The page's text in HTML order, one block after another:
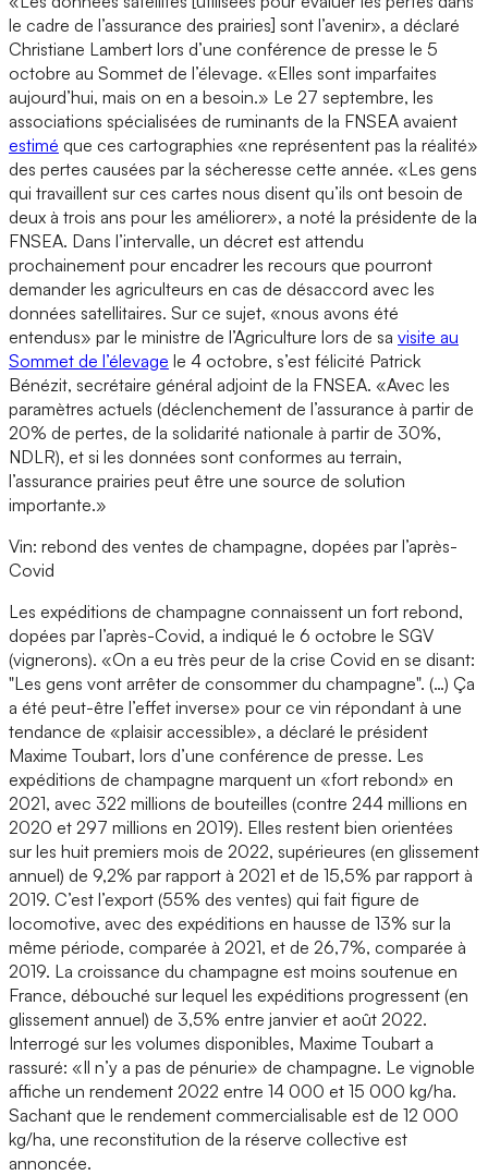
le cadre de l’assurance des prairies] sont l’avenir», a déclaré
Christiane Lambert lors d’une conférence de presse le 5
octobre au Sommet de l’élevage. «Elles sont imparfaites
aujourd’hui, mais on en a besoin.» Le 27 septembre, les
associations spécialisées de ruminants de la FNSEA avaient
estimé que ces cartographies «ne représentent pas la réalité»
des pertes causées par la sécheresse cette année. «Les gens
qui travaillent sur ces cartes nous disent qu’ils ont besoin de
deux à trois ans pour les améliorer», a noté la présidente de la
FNSEA. Dans l’intervalle, un décret est attendu
prochainement pour encadrer les recours que pourront
demander les agriculteurs en cas de désaccord avec les
données satellitaires. Sur ce sujet, «nous avons été
entendus» par le ministre de l’Agriculture lors de sa visite au
Sommet de l’élevage le 4 octobre, s’est félicité Patrick
Bénézit, secrétaire général adjoint de la FNSEA. «Avec les
paramètres actuels (déclenchement de l’assurance à partir de
20% de pertes, de la solidarité nationale à partir de 30%,
NDLR), et si les données sont conformes au terrain,
l’assurance prairies peut être une source de solution
importante.»
Vin: rebond des ventes de champagne, dopées par l’après-
Covid
Les expéditions de champagne connaissent un fort rebond,
dopées par l’après-Covid, a indiqué le 6 octobre le SGV
(vignerons). «On a eu très peur de la crise Covid en se disant:
"Les gens vont arrêter de consommer du champagne". (…) Ça
a été peut-être l’effet inverse» pour ce vin répondant à une
tendance de «plaisir accessible», a déclaré le président
Maxime Toubart, lors d’une conférence de presse. Les
expéditions de champagne marquent un «fort rebond» en
2021, avec 322 millions de bouteilles (contre 244 millions en
2020 et 297 millions en 2019). Elles restent bien orientées
sur les huit premiers mois de 2022, supérieures (en glissement
annuel) de 9,2% par rapport à 2021 et de 15,5% par rapport à
2019. C’est l’export (55% des ventes) qui fait figure de
locomotive, avec des expéditions en hausse de 13% sur la
même période, comparée à 2021, et de 26,7%, comparée à
2019. La croissance du champagne est moins soutenue en
France, débouché sur lequel les expéditions progressent (en
glissement annuel) de 3,5% entre janvier et août 2022.
Interrogé sur les volumes disponibles, Maxime Toubart a
rassuré: «Il n’y a pas de pénurie» de champagne. Le vignoble
affiche un rendement 2022 entre 14 000 et 15 000 kg/ha.
Sachant que le rendement commercialisable est de 12 000
kg/ha, une reconstitution de la réserve collective est
annoncée.